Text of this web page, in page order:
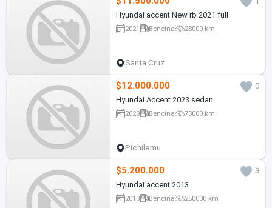
Hyundai accent New rb 2021 full
2021 Bencina 28000 km
Santa Cruz
$12.000.000
0
Hyundai Accent 2023 sedan
2023 Bencina 73000 km
Pichilemu
$5.200.000
3
Hyundai accent 2013
2013 Bencina 250000 km